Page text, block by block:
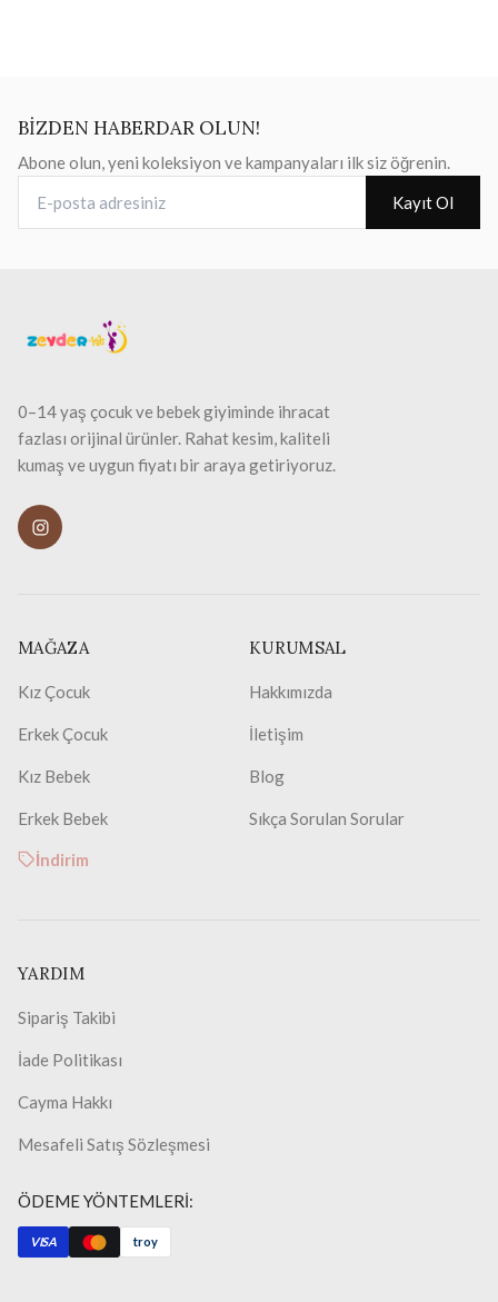
BİZDEN HABERDAR OLUN!
Abone olun, yeni koleksiyon ve kampanyaları ilk siz öğrenin.
Kayıt Ol
0–14 yaş çocuk ve bebek giyiminde ihracat
fazlası orijinal ürünler. Rahat kesim, kaliteli
kumaş ve uygun fiyatı bir araya getiriyoruz.
MAĞAZA
Kız Çocuk
Erkek Çocuk
Kız Bebek
Erkek Bebek
İndirim
KURUMSAL
Hakkımızda
İletişim
Blog
Sıkça Sorulan Sorular
YARDIM
Sipariş Takibi
İade Politikası
Cayma Hakkı
Mesafeli Satış Sözleşmesi
ÖDEME YÖNTEMLERİ:
VISA troy